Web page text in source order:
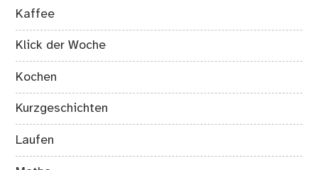
Kaffee
Klick der Woche
Kochen
Kurzgeschichten
Laufen